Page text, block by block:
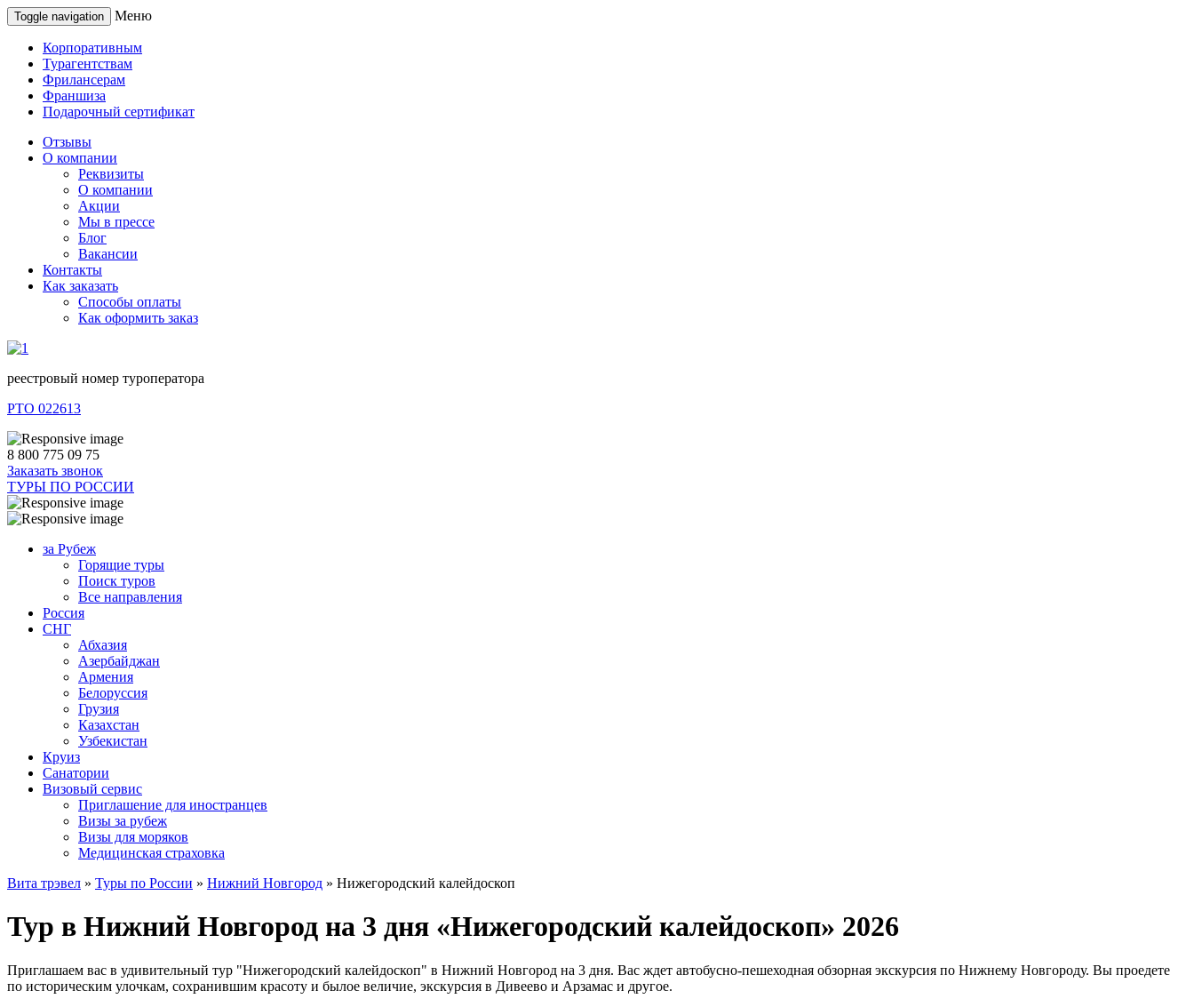
Toggle navigation Меню
Корпоративным
Турагентствам
Фрилансерам
Франшиза
Подарочный сертификат
Отзывы
О компании
Реквизиты
О компании
Акции
Мы в прессе
Блог
Вакансии
Контакты
Как заказать
Способы оплаты
Как оформить заказ
реестровый номер туроператора
РТО 022613
8 800 775 09 75
Заказать звонок
ТУРЫ ПО РОССИИ
за Рубеж
Горящие туры
Поиск туров
Все направления
Россия
СНГ
Абхазия
Азербайджан
Армения
Белоруссия
Грузия
Казахстан
Узбекистан
Круиз
Санатории
Визовый сервис
Приглашение для иностранцев
Визы за рубеж
Визы для моряков
Медицинская страховка
Вита трэвел » Туры по России » Нижний Новгород » Нижегородский калейдоскоп
Тур в Нижний Новгород на 3 дня «Нижегородский калейдоскоп» 2026
Приглашаем вас в удивительный тур "Нижегородский калейдоскоп" в Нижний Новгород на 3 дня. Вас ждет автобусно-пешеходная обзорная экскурсия по Нижнему Новгороду. Вы проедете
по историческим улочкам, сохранившим красоту и былое величие, экскурсия в Дивеево и Арзамас и другое.